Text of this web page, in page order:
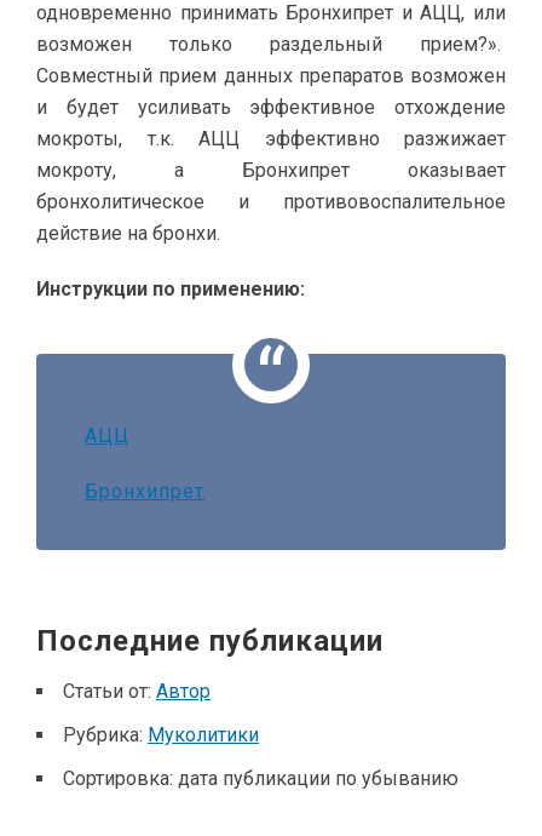
одновременно принимать Бронхипрет и АЦЦ, или
возможен только раздельный прием?».
Совместный прием данных препаратов возможен
и будет усиливать эффективное отхождение
мокроты, т.к. АЦЦ эффективно разжижает
мокроту, а Бронхипрет оказывает
бронхолитическое и противовоспалительное
действие на бронхи.
Инструкции по применению:
АЦЦ
Бронхипрет
Последние публикации
Статьи от: Автор
Рубрика: Муколитики
Сортировка: дата публикации по убыванию